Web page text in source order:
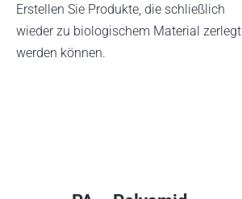
Erstellen Sie Produkte, die schließlich
wieder zu biologischem Material zerlegt
werden können.